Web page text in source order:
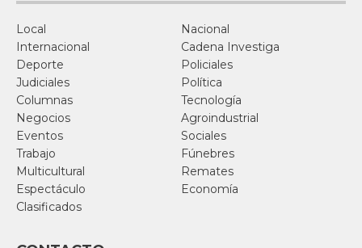
Local
Nacional
Internacional
Cadena Investiga
Deporte
Policiales
Judiciales
Política
Columnas
Tecnología
Negocios
Agroindustrial
Eventos
Sociales
Trabajo
Fúnebres
Multicultural
Remates
Espectáculo
Economía
Clasificados